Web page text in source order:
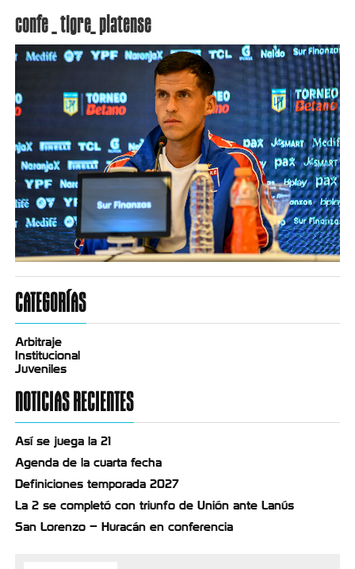
confe _ tigre_ platense
CATEGORÍAS
Arbitraje
Institucional
Juveniles
NOTICIAS RECIENTES
Así se juega la 21
Agenda de la cuarta fecha
Definiciones temporada 2027
La 2 se completó con triunfo de Unión ante Lanús
San Lorenzo – Huracán en conferencia